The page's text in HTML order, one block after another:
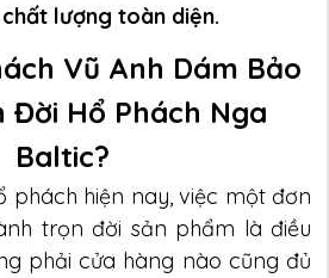
lượng toàn diện.
Vũ Anh Dám Bảo
Đời Hổ Phách Nga
Baltic?
phách hiện nay, việc một đơn
trọn đời sản phẩm là điều
phải cửa hàng nào cũng đủ